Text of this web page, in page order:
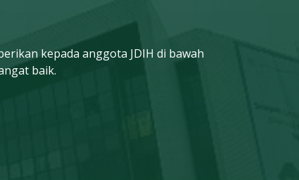
kepada anggota JDIH di bawah
baik.